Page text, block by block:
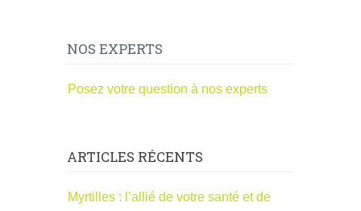
NOS EXPERTS
Posez votre question à nos experts
ARTICLES RÉCENTS
Myrtilles : l’allié de votre santé et de